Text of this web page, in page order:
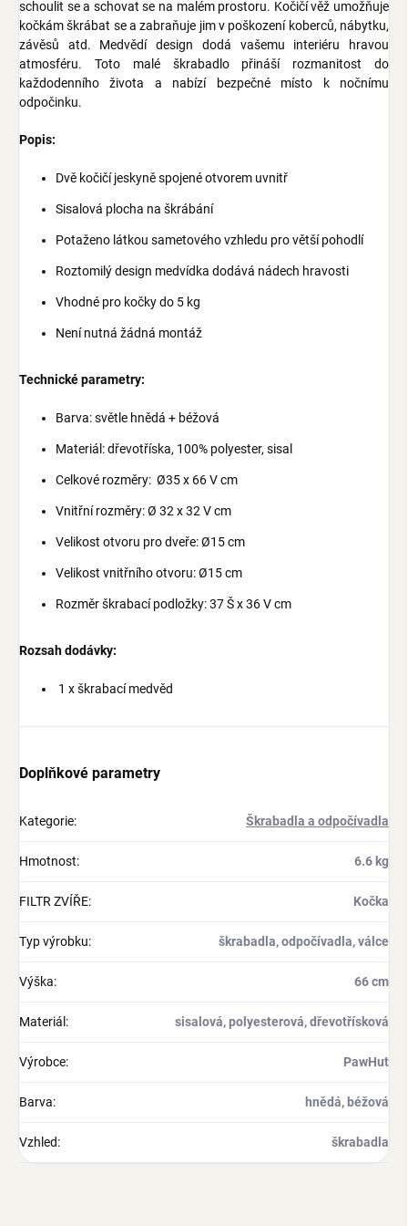
schoulit se a schovat se na malém prostoru. Kočičí věž umožňuje
kočkám škrábat se a zabraňuje jim v poškození koberců, nábytku,
závěsů atd. Medvědí design dodá vašemu interiéru hravou
atmosféru. Toto malé škrabadlo přináší rozmanitost do
každodenního života a nabízí bezpečné místo k nočnímu
odpočinku.
Popis:
Dvě kočičí jeskyně spojené otvorem uvnitř
Sisalová plocha na škrábání
Potaženo látkou sametového vzhledu pro větší pohodlí
Roztomilý design medvídka dodává nádech hravosti
Vhodné pro kočky do 5 kg
Není nutná žádná montáž
Technické parametry:
Barva: světle hnědá + béžová
Materiál: dřevotříska, 100% polyester, sisal
Celkové rozměry: Ø35 x 66 V cm
Vnitřní rozměry: Ø 32 x 32 V cm
Velikost otvoru pro dveře: Ø15 cm
Velikost vnitřního otvoru: Ø15 cm
Rozměr škrabací podložky: 37 Š x 36 V cm
Rozsah dodávky:
1 x škrabací medvěd
Doplňkové parametry
Kategorie: Škrabadla a odpočívadla
Hmotnost: 6.6 kg
FILTR ZVÍŘE: Kočka
Typ výrobku: škrabadla, odpočívadla, válce
Výška: 66 cm
Materiál : sisalová, polyesterová, dřevotřísková
Výrobce: PawHut
Barva: hnědá, béžová
Vzhled: škrabadla